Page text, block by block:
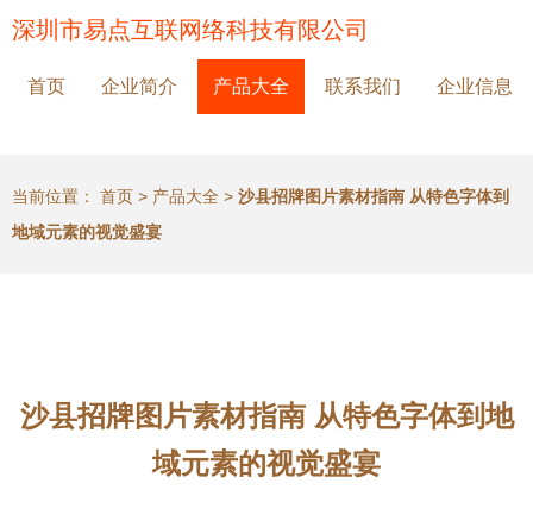
深圳市易点互联网络科技有限公司
首页 企业简介 产品大全 联系我们 企业信息
当前位置： 首页 > 产品大全 > 沙县招牌图片素材指南 从特色字体到
地域元素的视觉盛宴
沙县招牌图片素材指南 从特色字体到地
域元素的视觉盛宴